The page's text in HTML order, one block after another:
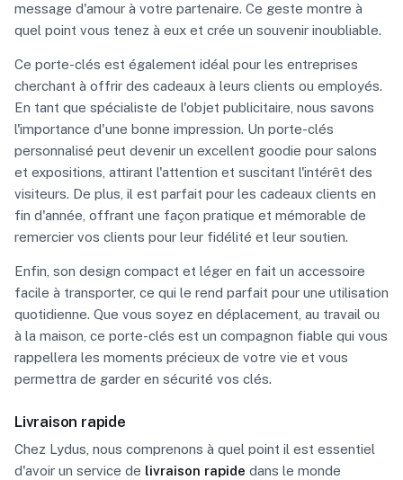
message d'amour à votre partenaire. Ce geste montre à
quel point vous tenez à eux et crée un souvenir inoubliable.
Ce porte-clés est également idéal pour les entreprises
cherchant à offrir des cadeaux à leurs clients ou employés.
En tant que spécialiste de l'objet publicitaire, nous savons
l'importance d'une bonne impression. Un porte-clés
personnalisé peut devenir un excellent goodie pour salons
et expositions, attirant l'attention et suscitant l'intérêt des
visiteurs. De plus, il est parfait pour les cadeaux clients en
fin d'année, offrant une façon pratique et mémorable de
remercier vos clients pour leur fidélité et leur soutien.
Enfin, son design compact et léger en fait un accessoire
facile à transporter, ce qui le rend parfait pour une utilisation
quotidienne. Que vous soyez en déplacement, au travail ou
à la maison, ce porte-clés est un compagnon fiable qui vous
rappellera les moments précieux de votre vie et vous
permettra de garder en sécurité vos clés.
Livraison rapide
Chez Lydus, nous comprenons à quel point il est essentiel
d'avoir un service de livraison rapide dans le monde